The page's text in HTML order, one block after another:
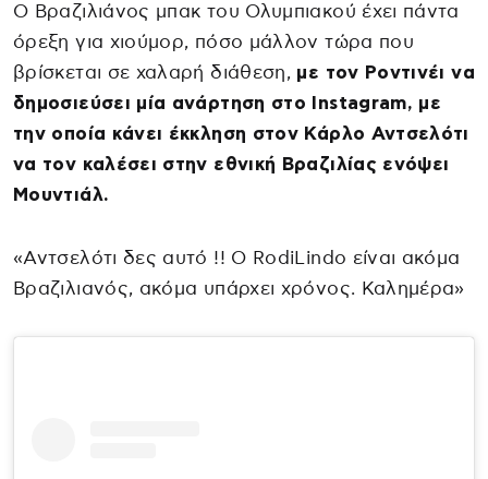
Ο Βραζιλιάνος μπακ του Ολυμπιακού έχει πάντα
όρεξη για χιούμορ, πόσο μάλλον τώρα που
βρίσκεται σε χαλαρή διάθεση, με τον Ροντινέι να
δημοσιεύσει μία ανάρτηση στο Instagram, με
την οποία κάνει έκκληση στον Κάρλο Αντσελότι
να τον καλέσει στην εθνική Βραζιλίας ενόψει
Μουντιάλ.
«Αντσελότι δες αυτό !! Ο RodiLindo είναι ακόμα
Βραζιλιανός, ακόμα υπάρχει χρόνος. Καλημέρα»